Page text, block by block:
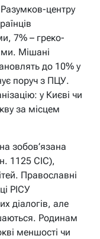
центру
7% – греко-
Мішані
до 10% у
поруч з ПЦУ.
у Києві чи
за місцем
зобов’язана
1125 CIC),
Православні
РІСУ
діалогів, але
Родинам
меншості чи